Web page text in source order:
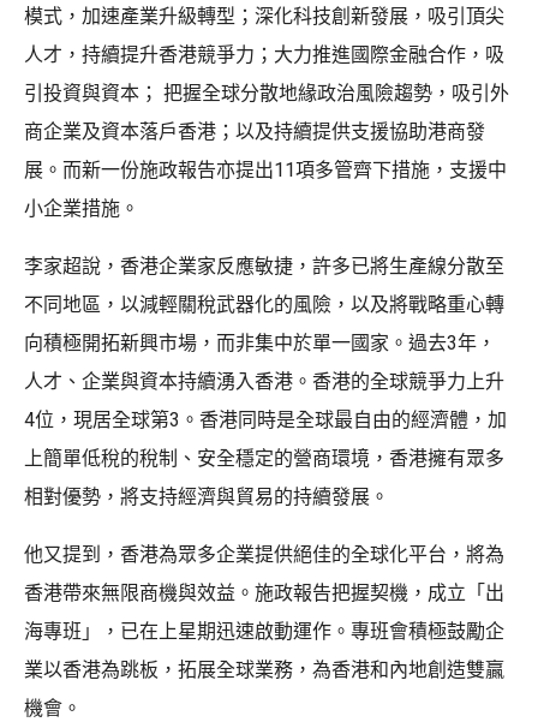
模式，加速產業升級轉型；深化科技創新發展，吸引頂尖
人才，持續提升香港競爭力；大力推進國際金融合作，吸
引投資與資本； 把握全球分散地緣政治風險趨勢，吸引外
商企業及資本落戶香港；以及持續提供支援協助港商發
展。而新一份施政報告亦提出11項多管齊下措施，支援中
小企業措施。
李家超說，香港企業家反應敏捷，許多已將生產線分散至
不同地區，以減輕關稅武器化的風險，以及將戰略重心轉
向積極開拓新興市場，而非集中於單一國家。過去3年，
人才、企業與資本持續湧入香港。香港的全球競爭力上升
4位，現居全球第3。香港同時是全球最自由的經濟體，加
上簡單低稅的稅制、安全穩定的營商環境，香港擁有眾多
相對優勢，將支持經濟與貿易的持續發展。
他又提到，香港為眾多企業提供絕佳的全球化平台，將為
香港帶來無限商機與效益。施政報告把握契機，成立「出
海專班」，已在上星期迅速啟動運作。專班會積極鼓勵企
業以香港為跳板，拓展全球業務，為香港和內地創造雙贏
機會。